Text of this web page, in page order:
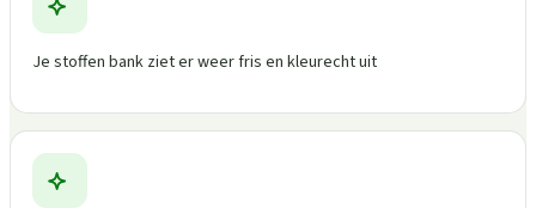
Je stoffen bank ziet er weer fris en kleurecht uit